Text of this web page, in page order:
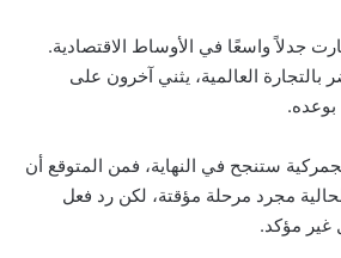
جدلاً واسعًا في الأوساط الاقتصادية.
بالتجارة العالمية، يثني آخرون على
بوعده.
ستنجح في النهاية، فمن المتوقع أن
مجرد مرحلة مؤقتة، لكن رد فعل
غير مؤكد.